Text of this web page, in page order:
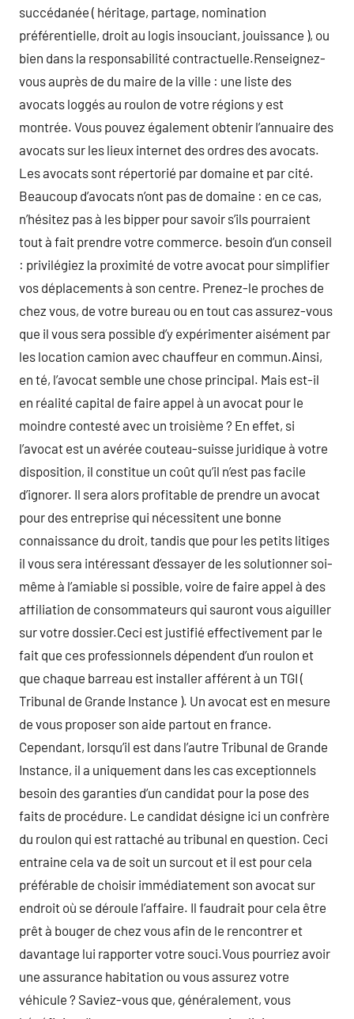
succédanée ( héritage, partage, nomination
préférentielle, droit au logis insouciant, jouissance ), ou
bien dans la responsabilité contractuelle.Renseignez-
vous auprès de du maire de la ville : une liste des
avocats loggés au roulon de votre régions y est
montrée. Vous pouvez également obtenir l’annuaire des
avocats sur les lieux internet des ordres des avocats.
Les avocats sont répertorié par domaine et par cité.
Beaucoup d’avocats n’ont pas de domaine : en ce cas,
n’hésitez pas à les bipper pour savoir s’ils pourraient
tout à fait prendre votre commerce. besoin d’un conseil
: privilégiez la proximité de votre avocat pour simplifier
vos déplacements à son centre. Prenez-le proches de
chez vous, de votre bureau ou en tout cas assurez-vous
que il vous sera possible d’y expérimenter aisément par
les location camion avec chauffeur en commun.Ainsi,
en té, l’avocat semble une chose principal. Mais est-il
en réalité capital de faire appel à un avocat pour le
moindre contesté avec un troisième ? En effet, si
l’avocat est un avérée couteau-suisse juridique à votre
disposition, il constitue un coût qu’il n’est pas facile
d’ignorer. Il sera alors profitable de prendre un avocat
pour des entreprise qui nécessitent une bonne
connaissance du droit, tandis que pour les petits litiges
il vous sera intéressant d’essayer de les solutionner soi-
même à l’amiable si possible, voire de faire appel à des
affiliation de consommateurs qui sauront vous aiguiller
sur votre dossier.Ceci est justifié effectivement par le
fait que ces professionnels dépendent d’un roulon et
que chaque barreau est installer afférent à un TGI (
Tribunal de Grande Instance ). Un avocat est en mesure
de vous proposer son aide partout en france.
Cependant, lorsqu’il est dans l’autre Tribunal de Grande
Instance, il a uniquement dans les cas exceptionnels
besoin des garanties d’un candidat pour la pose des
faits de procédure. Le candidat désigne ici un confrère
du roulon qui est rattaché au tribunal en question. Ceci
entraine cela va de soit un surcout et il est pour cela
préférable de choisir immédiatement son avocat sur
endroit où se déroule l’affaire. Il faudrait pour cela être
prêt à bouger de chez vous afin de le rencontrer et
davantage lui rapporter votre souci.Vous pourriez avoir
une assurance habitation ou vous assurez votre
véhicule ? Saviez-vous que, généralement, vous